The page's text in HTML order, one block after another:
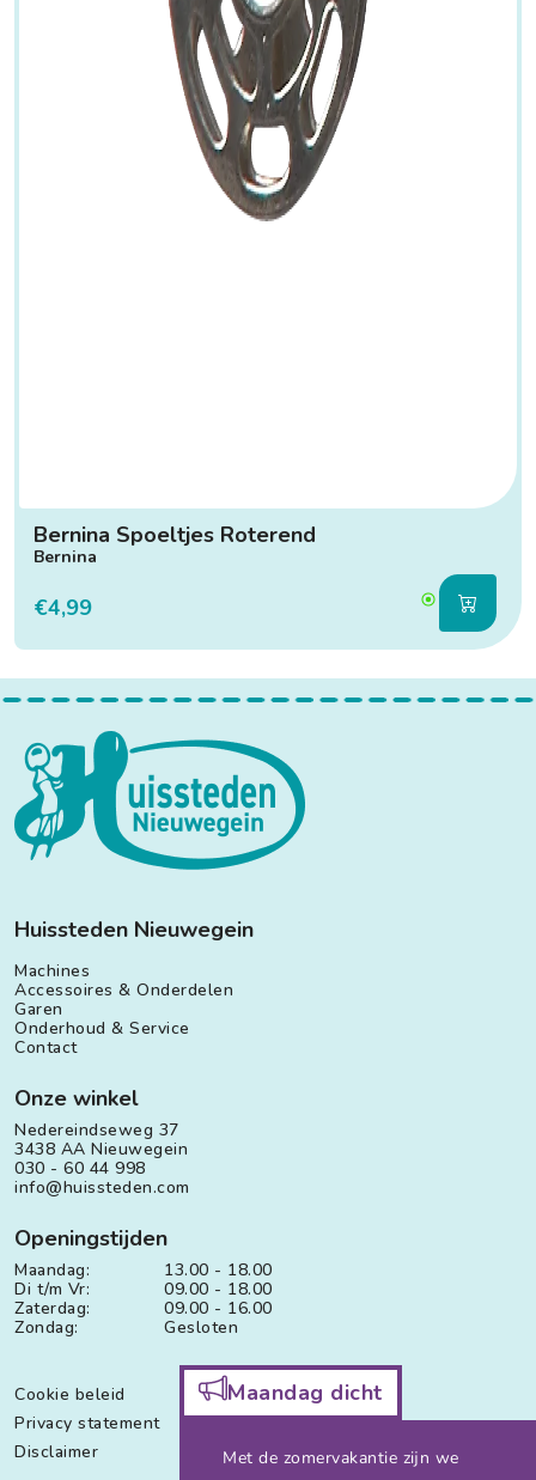
Bernina Spoeltjes Roterend
Bernina
€4,99
Maandag dicht
Met de zomervakantie zijn we
Huissteden Nieuwegein
Machines
Accessoires & Onderdelen
Garen
Onderhoud & Service
Contact
Onze winkel
Nedereindseweg 37
3438 AA Nieuwegein
030 - 60 44 998
info@huissteden.com
Openingstijden
Maandag:
13.00 - 18.00
Di t/m Vr:
09.00 - 18.00
Zaterdag:
09.00 - 16.00
Zondag:
Gesloten
Cookie beleid
Privacy statement
Disclaimer